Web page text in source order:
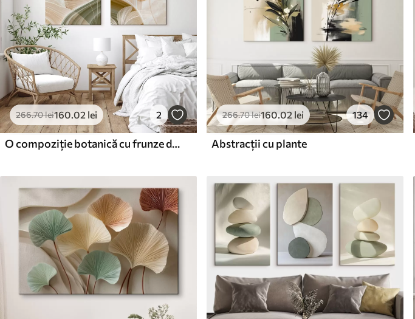
266.70lei160.02 lei 2
O compoziție botanică cu frunze delicate
266.70lei160.02 lei 134
Abstracții cu plante